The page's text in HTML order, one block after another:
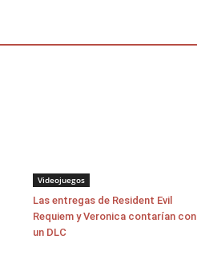
Videojuegos
Las entregas de Resident Evil
Requiem y Veronica contarían con
un DLC